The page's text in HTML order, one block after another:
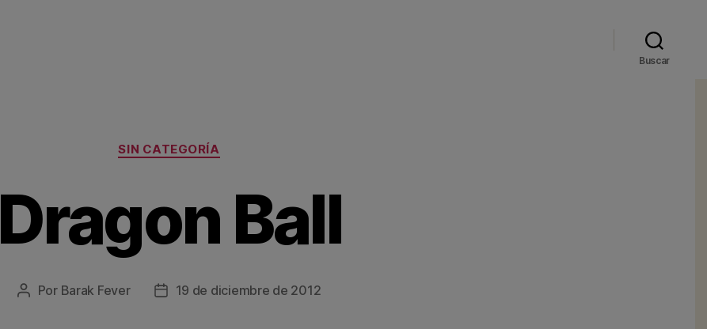
Buscar
Categorías
SIN CATEGORÍA
Dragon Ball
Autor
Por Barak Fever
Fecha19 de diciembre de 2012